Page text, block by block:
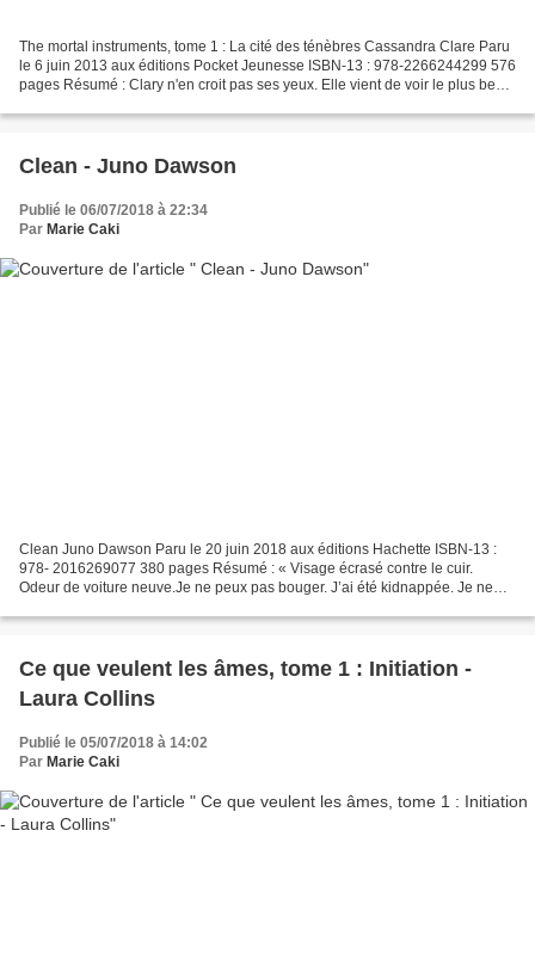
The mortal instruments, tome 1 : La cité des ténèbres Cassandra Clare Paru
le 6 juin 2013 aux éditions Pocket Jeunesse ISBN-13 : 978-2266244299 576
pages Résumé : Clary n'en croit pas ses yeux. Elle vient de voir le plus beau
Clean - Juno Dawson
Publié le 06/07/2018 à 22:34
Par Marie Caki
Clean Juno Dawson Paru le 20 juin 2018 aux éditions Hachette ISBN-13 :
978- 2016269077 380 pages Résumé : « Visage écrasé contre le cuir.
Odeur de voiture neuve.Je ne peux pas bouger. J’ai été kidnappée. Je ne
Ce que veulent les âmes, tome 1 : Initiation -
Laura Collins
Publié le 05/07/2018 à 14:02
Par Marie Caki